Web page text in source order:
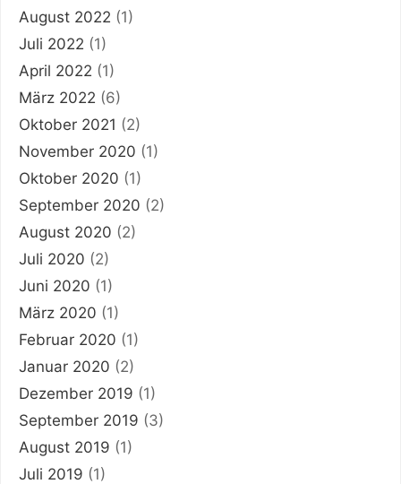
August 2022 (1)
Juli 2022 (1)
April 2022 (1)
März 2022 (6)
Oktober 2021 (2)
November 2020 (1)
Oktober 2020 (1)
September 2020 (2)
August 2020 (2)
Juli 2020 (2)
Juni 2020 (1)
März 2020 (1)
Februar 2020 (1)
Januar 2020 (2)
Dezember 2019 (1)
September 2019 (3)
August 2019 (1)
Juli 2019 (1)